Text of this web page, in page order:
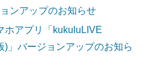
ンアップのお知らせ
ホアプリ「kukuluLIVE
)」バージョンアップのお知ら